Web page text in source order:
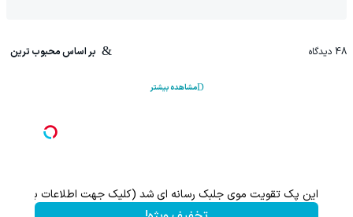
48 دیدگاه بر اساس محبوب ترین
مشاهده بیشتر
این پک تقویت موی جلبک رسانه ای شد (کلیک جهت اطلاعات بیشتر)